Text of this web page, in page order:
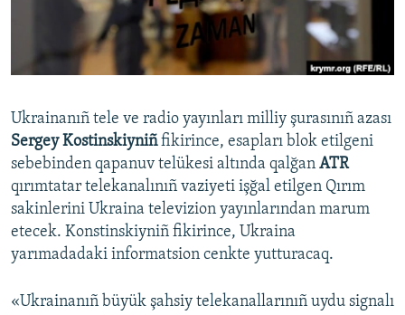
Українською
RFE/RS bütün saytları
Ukrainanıñ tele ve radio yayınları milliy şurasınıñ azası
Sergey Kostinskiyniñfikirince, esapları blok etilgeni
sebebinden qapanuv telükesi altında qalğan ATR
qırımtatar telekanalınıñ vaziyeti işğal etilgen Qırım
sakinlerini Ukraina televizion yayınlarından marum
etecek. Konstinskiyniñ fikirince, Ukraina
yarımadadaki informatsion cenkte yutturacaq.
«Ukrainanıñ büyük şahsiy telekanallarınıñ uydu signalı